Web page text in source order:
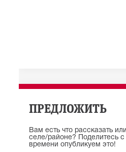
ПРЕДЛОЖИТЬ
Вам есть что рассказать
селе/районе? Поделитесь
времени опубликуем это!